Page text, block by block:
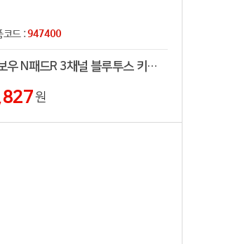
코드 :947400
엔보우 N패드R 3채널 블루투스 키보드
원